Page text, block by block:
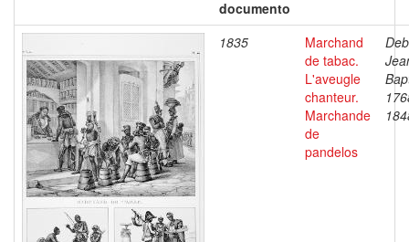
documento
1835
Marchand
de tabac.
L'aveugle
chanteur.
Marchande
de
pandelos